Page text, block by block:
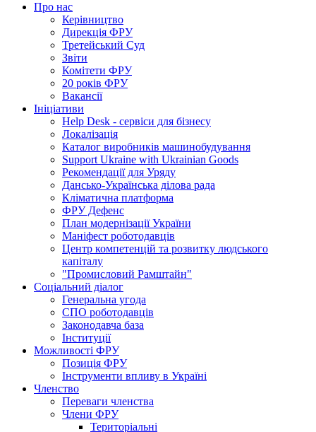
Про нас
Керівництво
Дирекція ФРУ
Третейський Суд
Звіти
Комітети ФРУ
20 років ФРУ
Вакансії
Ініціативи
Help Desk - сервіси для бізнесу
Локалізація
Каталог виробників машинобудування
Support Ukraine with Ukrainian Goods
Рекомендації для Уряду
Дансько-Українська ділова рада
Кліматична платформа
ФРУ Дефенс
План модернізації України
Маніфест роботодавців
Центр компетенцій та розвитку людського
капіталу
"Промисловий Рамштайн"
Соціальний діалог
Генеральна угода
СПО роботодавців
Законодавча база
Інституції
Можливості ФРУ
Позиція ФРУ
Інструменти впливу в Україні
Членство
Переваги членства
Члени ФРУ
Територіальні